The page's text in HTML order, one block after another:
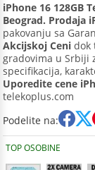
iPhone 16 128GB
Beograd. Prodaja
pakovanju sa
Akcijskoj Ceni dok
gradovima u Srbiji
specifikacija,
Uporedite cene
telekoplus.com
Podelite na:
TOP OSOBINE